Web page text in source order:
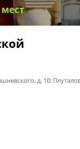
д. 10;